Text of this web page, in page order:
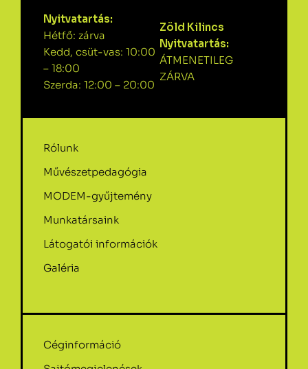
Nyitvatartás:
Hétfő: zárva
Kedd, csüt-vas: 10:00
– 18:00
Szerda: 12:00 – 20:00
Zöld Kilincs
Nyitvatartás:
ÁTMENETILEG
ZÁRVA
Rólunk
Művészetpedagógia
MODEM-gyűjtemény
Munkatársaink
Látogatói információk
Galéria
Céginformáció